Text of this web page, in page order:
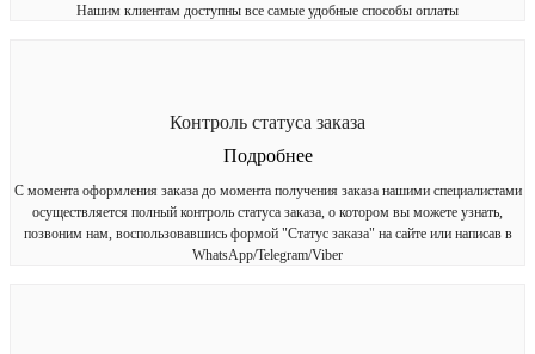
Нашим клиентам доступны все самые удобные способы оплаты
Контроль статуса заказа
Подробнее
С момента оформления заказа до момента получения заказа нашими специалистами
осуществляется полный контроль статуса заказа, о котором вы можете узнать,
позвоним нам, воспользовавшись формой "Статус заказа" на сайте или написав в
WhatsApp/Telegram/Viber